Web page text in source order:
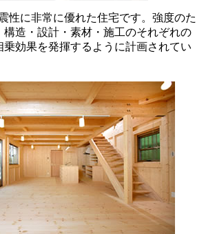
性に非常に優れた住宅です。強度のた
構造・設計・素材・施工のそれぞれの
効果を発揮するように計画されてい